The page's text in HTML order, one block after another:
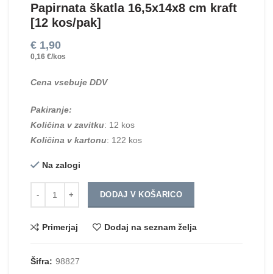
Papirnata škatla 16,5х14х8 cm kraft
[12 kos/pak]
€ 1,90
0,16 €/kos
Cena vsebuje DDV
Pakiranje:
Količina v zavitku: 12 kos
Količina v kartonu: 122 kos
Na zalogi
DODAJ V KOŠARICO
Primerjaj Dodaj na seznam želja
Šifra: 98827